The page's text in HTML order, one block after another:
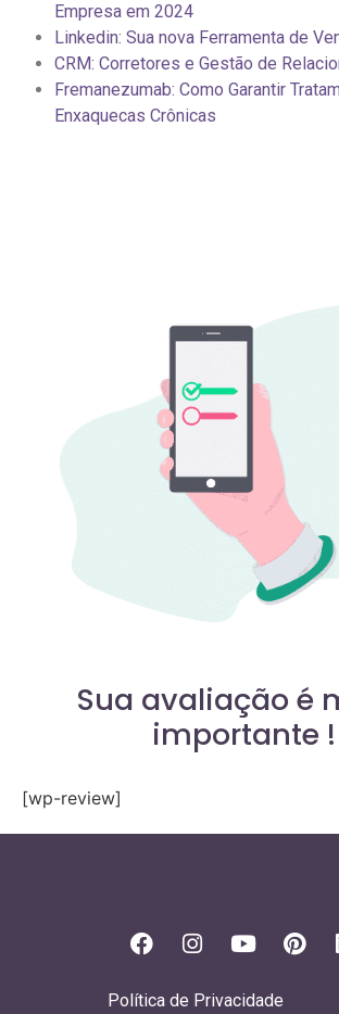
Empresa em 2024
Linkedin: Sua nova Ferramenta de
CRM: Corretores e Gestão de
Fremanezumab: Como Garantir
Enxaquecas Crônicas
Sua avaliação é
importante !
[wp-review]
Política de Privacidade